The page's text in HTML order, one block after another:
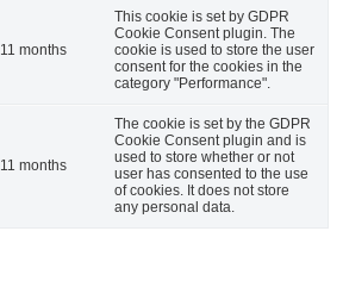
11 months
This cookie is set by GDPR
Cookie Consent plugin. The
cookie is used to store the user
consent for the cookies in the
category "Performance".
11 months
The cookie is set by the GDPR
Cookie Consent plugin and is
used to store whether or not
user has consented to the use
of cookies. It does not store
any personal data.